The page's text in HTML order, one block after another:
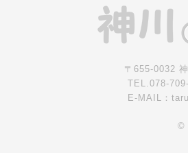
〒655-0032
TEL.078-
E-MAIL：
©